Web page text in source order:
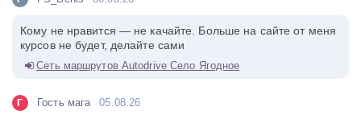
Кому не нравится — не качайте. Больше на сайте от меня
курсов не будет, делайте сами
Сеть маршрутов Autodrive Село Ягодное
Г Гость мага 05.08.26